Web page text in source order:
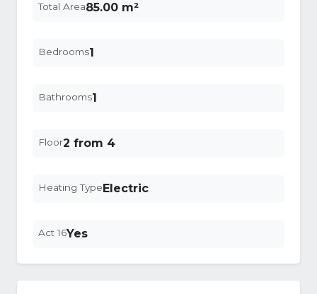
Total Area85.00 m²
Bedrooms1
Bathrooms1
Floor2 from 4
Heating TypeElectric
Act 16Yes